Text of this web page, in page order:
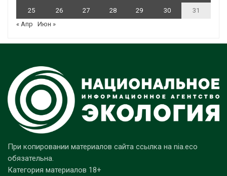
25 26 27 28 29 30
31
« Апр
Июн »
При копировании материалов сайта ссылка на nia.eco
обязательна.
Категория материалов 18+